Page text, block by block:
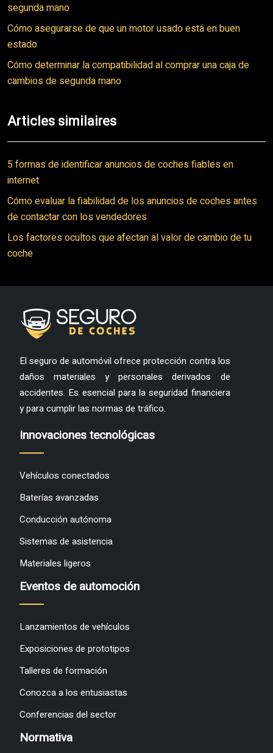
segunda mano
Cómo asegurarse de que un motor usado está en buen
estado
Cómo determinar la compatibilidad al comprar una caja de
cambios de segunda mano
Articles similaires
5 formas de identificar anuncios de coches fiables en
internet
Cómo evaluar la fiabilidad de los anuncios de coches antes
de contactar con los vendedores
Los factores ocultos que afectan al valor de cambio de tu
coche
El seguro de automóvil ofrece protección contra los
daños materiales y personales derivados de
accidentes. Es esencial para la seguridad financiera
y para cumplir las normas de tráfico.
Innovaciones tecnológicas
Vehículos conectados
Baterías avanzadas
Conducción autónoma
Sistemas de asistencia
Materiales ligeros
Eventos de automoción
Lanzamientos de vehículos
Exposiciones de prototipos
Talleres de formación
Conozca a los entusiastas
Conferencias del sector
Normativa